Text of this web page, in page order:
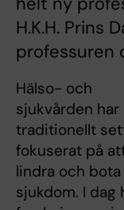
H.K.H. Prins
professuren
Hälso- och
sjukvården har
traditionellt
fokuserat på
lindra och bota
sjukdom. I dag